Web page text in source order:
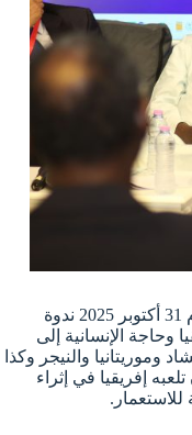
احتضن فضاء روح البناف “فرانز فانون” يوم 31 أكتوبر 2025 ندوة
وحاجة الإنسانية إلى
وموريتانيا والنيجر وكذا
إفريقيا في إثراء
للاستعمار.